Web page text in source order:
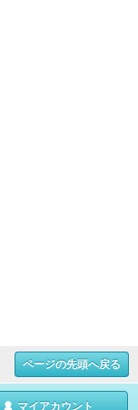
ページの先頭へ戻る
マイアカウント